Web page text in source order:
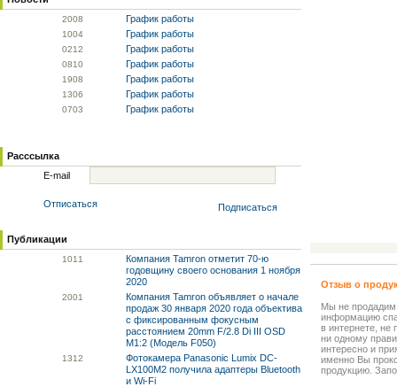
2008 График работы
1004 График работы
0212 График работы
0810 График работы
1908 График работы
1306 График работы
0703 График работы
Расссылка
E-mail
Отписаться Подписаться
Публикации
1011
Компания Tamron отметит 70-ю
годовщину своего основания 1 ноября
2020
2001
Компания Tamron объявляет о начале
продаж 30 января 2020 года объектива
с фиксированным фокусным
расстоянием 20mm F/2.8 Di III OSD
M1:2 (Модель F050)
1312
Фотокамера Panasonic Lumix DC-
LX100M2 получила адаптеры Bluetooth
и Wi-Fi
Отзыв о
Мы не
информацию
в интернете, не
ни одному
интересно и
именно Вы
продукцию.